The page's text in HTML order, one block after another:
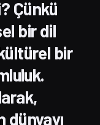
Çünkü
bir dil
bir
dünyayı